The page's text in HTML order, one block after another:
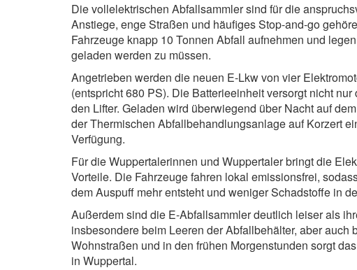
Die vollelektrischen Abfallsammler sind für die
Anstiege, enge Straßen und häufiges Stop-and-go
Fahrzeuge knapp 10 Tonnen Abfall aufnehmen und
geladen werden zu müssen.
Angetrieben werden die neuen E-Lkw von vier
(entspricht 680 PS). Die Batterieeinheit versorgt nicht
den Lifter. Geladen wird überwiegend über Nacht auf
der Thermischen Abfallbehandlungsanlage auf Korzert
Verfügung.
Für die Wuppertalerinnen und Wuppertaler bringt die
Vorteile. Die Fahrzeuge fahren lokal emissionsfrei,
dem Auspuff mehr entsteht und weniger Schadstoffe in
Außerdem sind die E-Abfallsammler deutlich leiser als
insbesondere beim Leeren der Abfallbehälter, aber
Wohnstraßen und in den frühen Morgenstunden sorgt
in Wuppertal.